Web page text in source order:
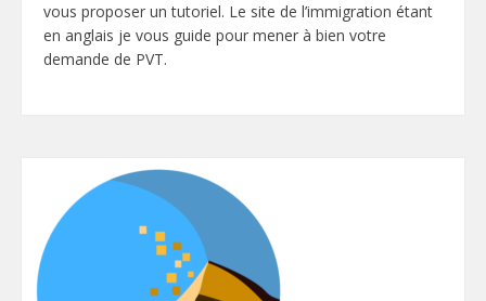
vous proposer un tutoriel. Le site de l’immigration étant
en anglais je vous guide pour mener à bien votre
demande de PVT.